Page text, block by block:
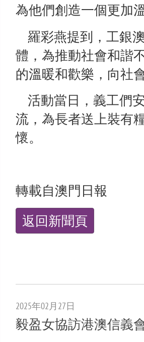
為他們創造一個更加
羅彩燕提到，工銀
體，為推動社會和諧
的溫暖和歡樂，向社
活動當日，義工們
流，為長者送上裝有
懷。
轉載自澳門日報
返回新聞頁
2025年02月27日
毅盈女協訪港澳信義